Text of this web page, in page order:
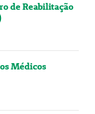
de Reabilitação
Médicos